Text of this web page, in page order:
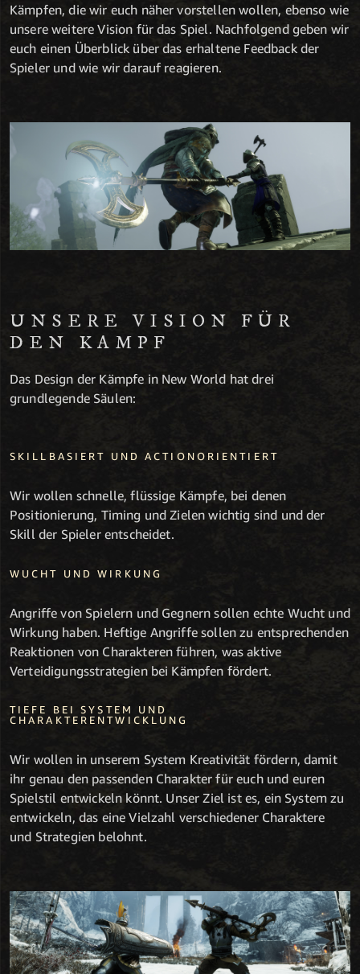
Kämpfen, die wir euch näher vorstellen wollen, ebenso wie
unsere weitere Vision für das Spiel. Nachfolgend geben wir
euch einen Überblick über das erhaltene Feedback der
Spieler und wie wir darauf reagieren.
UNSERE VISION FÜR
DEN KAMPF
Das Design der Kämpfe in New World hat drei
grundlegende Säulen:
SKILLBASIERT UND ACTIONORIENTIERT
Wir wollen schnelle, flüssige Kämpfe, bei denen
Positionierung, Timing und Zielen wichtig sind und der
Skill der Spieler entscheidet.
WUCHT UND WIRKUNG
Angriffe von Spielern und Gegnern sollen echte Wucht und
Wirkung haben. Heftige Angriffe sollen zu entsprechenden
Reaktionen von Charakteren führen, was aktive
Verteidigungsstrategien bei Kämpfen fördert.
TIEFE BEI SYSTEM UND
CHARAKTERENTWICKLUNG
Wir wollen in unserem System Kreativität fördern, damit
ihr genau den passenden Charakter für euch und euren
Spielstil entwickeln könnt. Unser Ziel ist es, ein System zu
entwickeln, das eine Vielzahl verschiedener Charaktere
und Strategien belohnt.